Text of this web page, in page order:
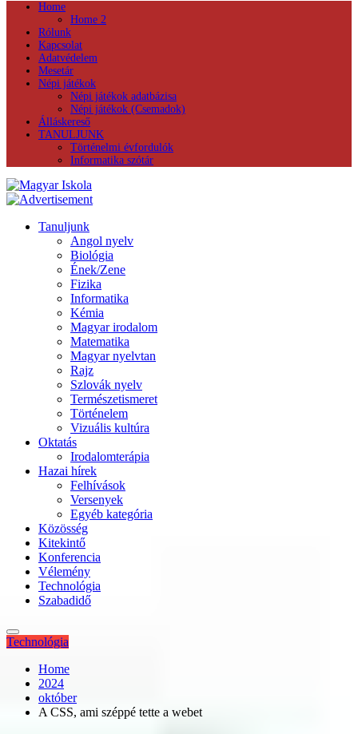
Home
Home 2
Rólunk
Kapcsolat
Adatvédelem
Mesetár
Népi játékok
Népi játékok adatbázisa
Népi játékok (Csemadok)
Álláskereső
TANULJUNK
Történelmi évfordulók
Informatika szótár
Tanuljunk
Angol nyelv
Biológia
Ének/Zene
Fizika
Informatika
Kémia
Magyar irodalom
Matematika
Magyar nyelvtan
Rajz
Szlovák nyelv
Természetismeret
Történelem
Vizuális kultúra
Oktatás
Irodalomterápia
Hazai hírek
Felhívások
Versenyek
Egyéb kategória
Közösség
Kitekintő
Konferencia
Vélemény
Technológia
Szabadidő
Technológia
Home
2024
október
A CSS, ami széppé tette a webet